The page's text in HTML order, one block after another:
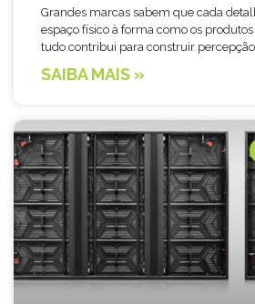
Grandes marcas sabem que cada
espaço físico à forma como os produtos
tudo contribui para construir
SAIBA MAIS »